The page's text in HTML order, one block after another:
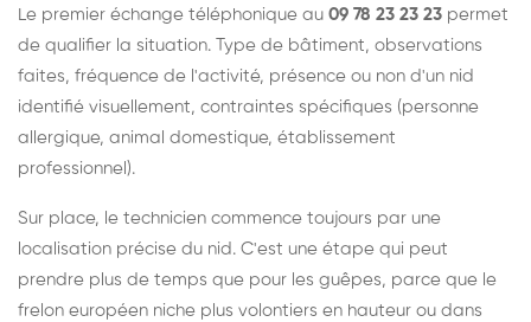
Le premier échange téléphonique au 09 78 23 23 23 permet
de qualifier la situation. Type de bâtiment, observations
faites, fréquence de l'activité, présence ou non d'un nid
identifié visuellement, contraintes spécifiques (personne
allergique, animal domestique, établissement
professionnel).
Sur place, le technicien commence toujours par une
localisation précise du nid. C'est une étape qui peut
prendre plus de temps que pour les guêpes, parce que le
frelon européen niche plus volontiers en hauteur ou dans